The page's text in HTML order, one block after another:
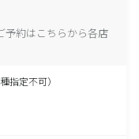
予約はこちらから各店
定不可）